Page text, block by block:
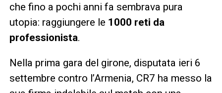
che fino a pochi anni fa sembrava pura
utopia: raggiungere le 1000 reti da
professionista.
Nella prima gara del girone, disputata ieri 6
settembre contro l’Armenia, CR7 ha messo la